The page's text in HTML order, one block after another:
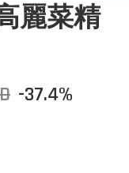
麗菜精
-37.4%